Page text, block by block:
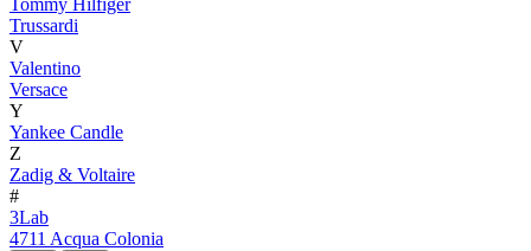
Tommy Hilfiger
Trussardi
V
Valentino
Versace
Y
Yankee Candle
Z
Zadig & Voltaire
#
3Lab
4711 Acqua Colonia